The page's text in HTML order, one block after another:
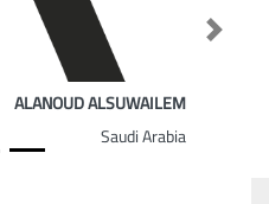
ALANOUD ALSUWAILEM
Saudi Arabia
Next